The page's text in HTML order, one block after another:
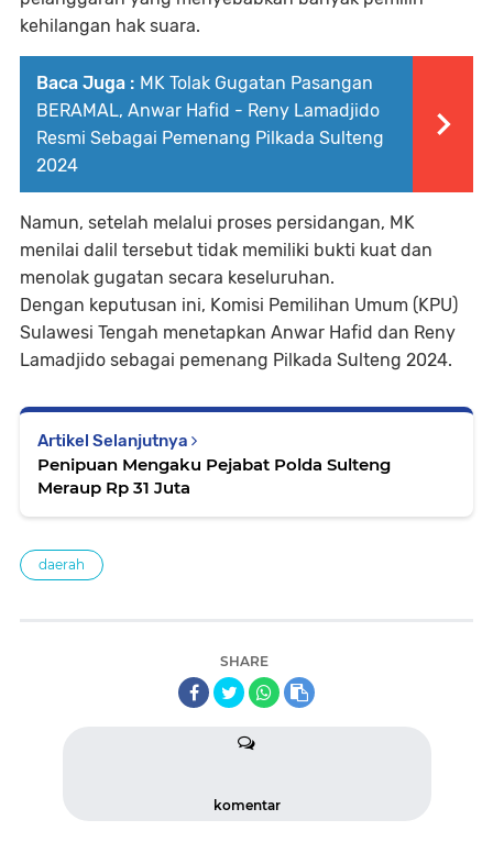
kehilangan hak suara.
Baca Juga : MK Tolak Gugatan Pasangan
BERAMAL, Anwar Hafid - Reny Lamadjido
Resmi Sebagai Pemenang Pilkada Sulteng
2024
Namun, setelah melalui proses persidangan, MK
menilai dalil tersebut tidak memiliki bukti kuat dan
menolak gugatan secara keseluruhan.
Dengan keputusan ini, Komisi Pemilihan Umum (KPU)
Sulawesi Tengah menetapkan Anwar Hafid dan Reny
Lamadjido sebagai pemenang Pilkada Sulteng 2024.
Artikel Selanjutnya
Penipuan Mengaku Pejabat Polda Sulteng
Meraup Rp 31 Juta
daerah
SHARE
komentar